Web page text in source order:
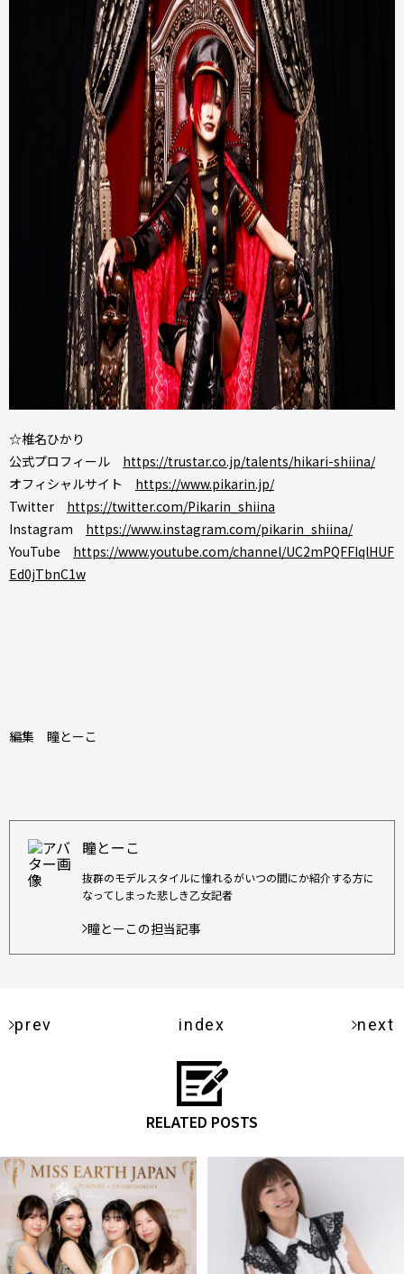
☆椎名ひかり
公式プロフィール https://trustar.co.jp/talents/hikari-shiina/
オフィシャルサイト https://www.pikarin.jp/
Twitter https://twitter.com/Pikarin_shiina
Instagram https://www.instagram.com/pikarin_shiina/
YouTube https://www.youtube.com/channel/UC2mPQFFIqlHUF
Ed0jTbnC1w
編集 瞳とーこ
瞳とーこ
抜群のモデルスタイルに憧れるがいつの間にか紹介する方に
なってしまった悲しき乙女記者
瞳とーこの担当記事
prev index next
RELATED POSTS